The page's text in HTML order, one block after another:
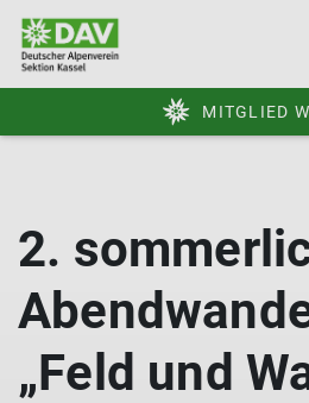
MITGLIED
2.
„Feld und